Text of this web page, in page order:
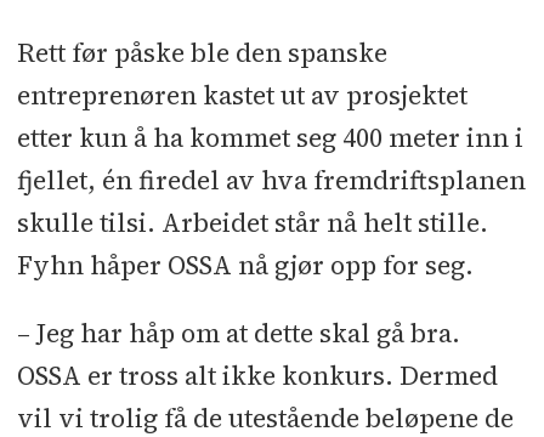
Rett før påske ble den spanske
entreprenøren kastet ut av prosjektet
etter kun å ha kommet seg 400 meter inn i
fjellet, én firedel av hva fremdriftsplanen
skulle tilsi. Arbeidet står nå helt stille.
Fyhn håper OSSA nå gjør opp for seg.
– Jeg har håp om at dette skal gå bra.
OSSA er tross alt ikke konkurs. Dermed
vil vi trolig få de utestående beløpene de